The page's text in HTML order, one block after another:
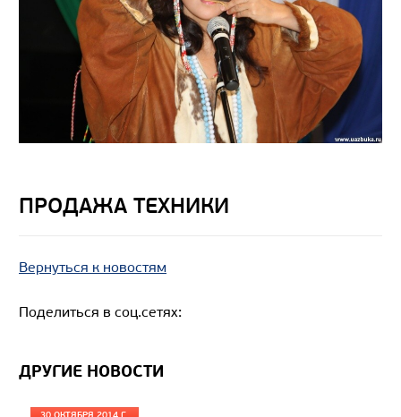
ПРОДАЖА ТЕХНИКИ
Вернуться к новостям
Поделиться в соц.сетях:
ДРУГИЕ НОВОСТИ